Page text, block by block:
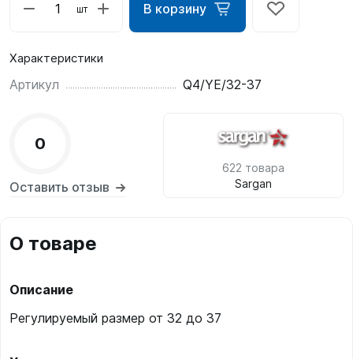
шт В корзину
Характеристики
Артикул Q4/YE/32-37
0
Оставить отзыв
622 товара
Sargan
О товаре
Описание
Регулируемый размер от 32 до 37